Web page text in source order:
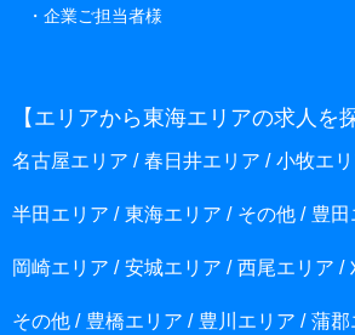
企業ご担当者様
【エリアから東海エリアの求人を
名古屋エリア 春日井エリア 小牧エ
半田エリア 東海エリア その他 豊田
岡崎エリア 安城エリア 西尾エリア
その他 豊橋エリア 豊川エリア 蒲郡